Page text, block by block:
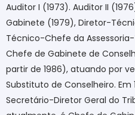
Auditor I (1973). Auditor II
Gabinete (1979), Diretor-
Técnico-Chefe da
Chefe de Gabinete de
partir de 1986), atuando por
Substituto de Conselheiro. Em
Secretário-Diretor Geral do